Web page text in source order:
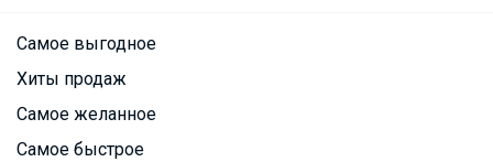
Самое выгодное
Хиты продаж
Самое желанное
Самое быстрое